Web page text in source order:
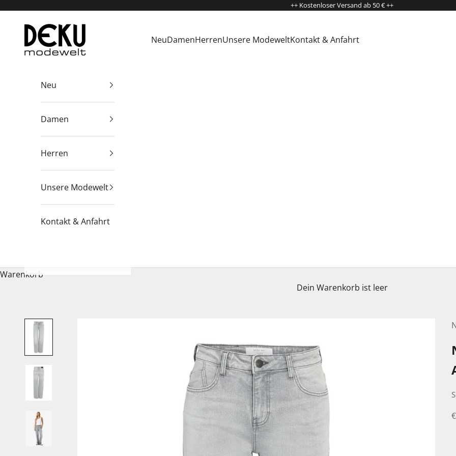
++ Kostenloser Versand ab 50 € ++
Deku Modewelt
NeuDamenHerrenUnsere ModeweltKontakt & Anfahrt
Neu
Damen
Herren
Unsere Modewelt
Kontakt & Anfahrt
Warenkorb
Dein Warenkorb ist leer